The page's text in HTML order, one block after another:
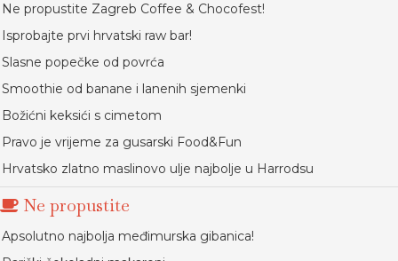
Ne propustite Zagreb Coffee & Chocofest!
Isprobajte prvi hrvatski raw bar!
Slasne popečke od povrća
Smoothie od banane i lanenih sjemenki
Božićni keksići s cimetom
Pravo je vrijeme za gusarski Food&Fun
Hrvatsko zlatno maslinovo ulje najbolje u Harrodsu
Ne propustite
Apsolutno najbolja međimurska gibanica!